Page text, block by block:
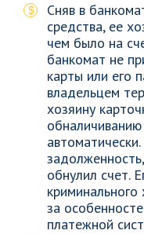
Сняв в
средства, ее
чем было на
банкомат не
карты или его
владельцем
хозяину
обнулил счет.
за
платежной